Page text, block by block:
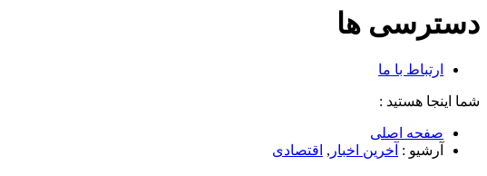
دسترسی ها
ارتباط با ما
شما اینجا هستید :
صفحه اصلی
آرشیو : آخرین اخبار , اقتصادی